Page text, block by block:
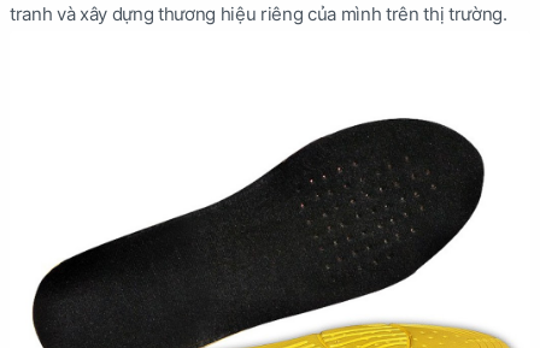
tranh và xây dựng thương hiệu riêng của mình trên thị trường.